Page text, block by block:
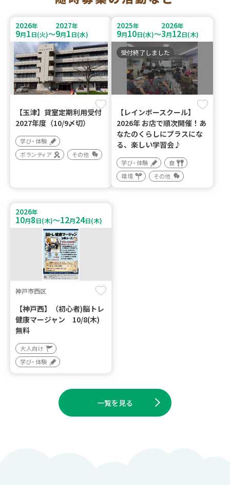
2026年
9月1日(火)～
2027年
9月1日(水)
【玉津】貸室定期利用受付
2027年度（10/9〆切）
学び・体験
ボランティア
その他
2025年
9月10日(水)～
2026年
3月12日(木)
受付終了しました
【レインボースクール】
2026年 お店で順次開催！あ
なたのくらしにプラスにな
る、楽しい学習会♪
学び・体験
食
環境
その他
2026年
10月8日(木)～12月24日(木)
神戸市西区
【神戸西】（初心者)脳トレ
健康マージャン 10/8(木)
無料
大人向け
学び・体験
一覧を見る